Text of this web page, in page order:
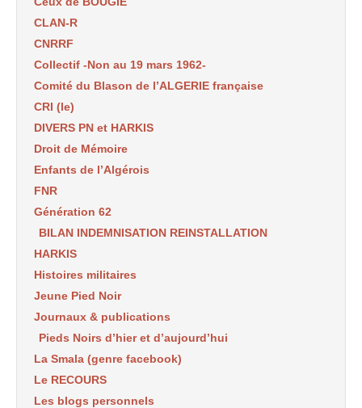
CLAN-R
CNRRF
Collectif -Non au 19 mars 1962-
Comité du Blason de l’ALGERIE française
CRI (le)
DIVERS PN et HARKIS
Droit de Mémoire
Enfants de l’Algérois
FNR
Génération 62
BILAN INDEMNISATION REINSTALLATION
HARKIS
Histoires militaires
Jeune Pied Noir
Journaux & publications
Pieds Noirs d’hier et d’aujourd’hui
La Smala (genre facebook)
Le RECOURS
Les blogs personnels